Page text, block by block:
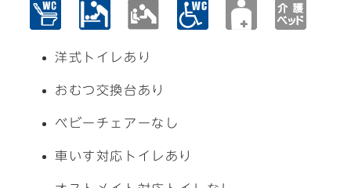
洋式トイレあり
おむつ交換台あり
ベビーチェアーなし
車いす対応トイレあり